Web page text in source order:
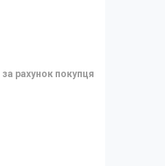
за рахунок покупця